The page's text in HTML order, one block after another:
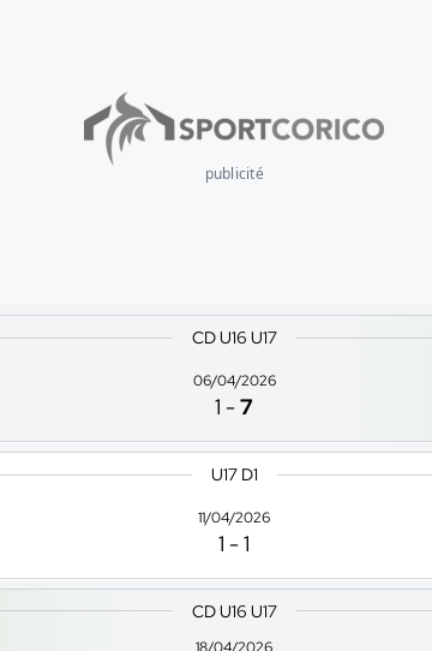
publicité
CD U16 U17
06/04/2026
1 -7
U17 D1
11/04/2026
1 -1
CD U16 U17